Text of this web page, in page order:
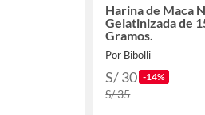
Harina de Maca
Gelatinizada de
Gramos.
Por Bibolli
S/ 30 -14%
S/ 35